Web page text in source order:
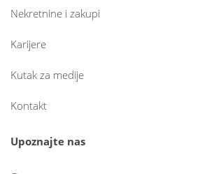
Nekretnine i zakupi
Karijere
Kutak za medije
Kontakt
Upoznajte nas